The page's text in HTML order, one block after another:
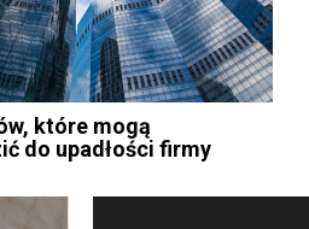
które mogą
do upadłości firmy